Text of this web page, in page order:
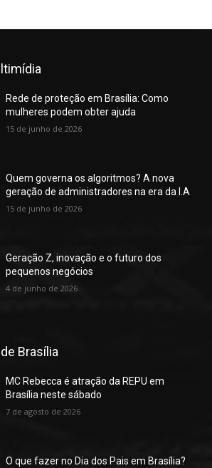
Rede de proteção em Brasília: Como
mulheres podem obter ajuda
15 de junho de 2026
Quem governa os algoritmos? A nova
geração de administradores na era da I.A
15 de junho de 2026
Geração Z, inovação e o futuro dos
pequenos negócios
4 de junho de 2026
Brasília
MC Rebecca é atração da REPU em
Brasília neste sábado
7 de agosto de 2026
O que fazer no Dia dos Pais em Brasília?